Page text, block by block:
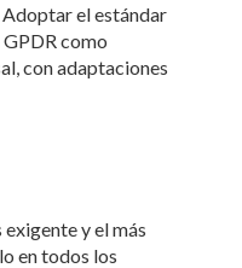
Adoptar el estándar
como
con adaptaciones
exigente y el más
en todos los